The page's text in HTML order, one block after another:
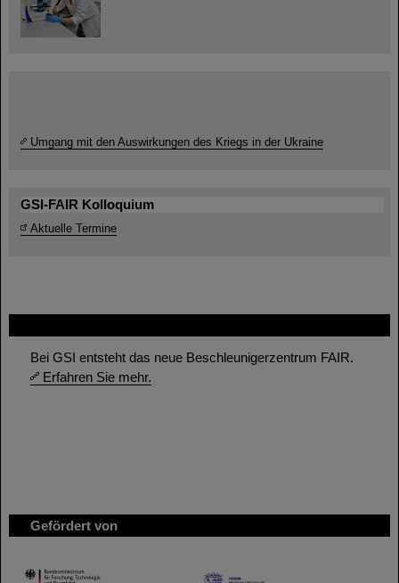
Bei GSI entsteht das neue Beschleunigerzentrum FAIR.
Erfahren Sie mehr.
Gefördert von
HMWK
Umgang mit den Auswirkungen des Kriegs in der Ukraine
GSI-FAIR Kolloquium
Aktuelle Termine